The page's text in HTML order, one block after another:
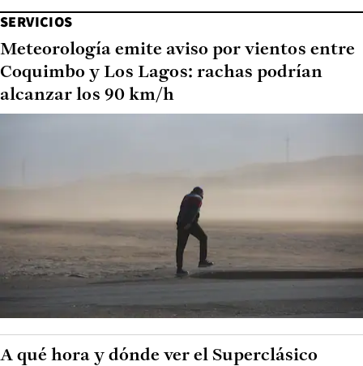
SERVICIOS
Meteorología emite aviso por vientos entre
Coquimbo y Los Lagos: rachas podrían
alcanzar los 90 km/h
A qué hora y dónde ver el Superclásico